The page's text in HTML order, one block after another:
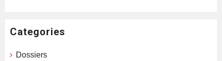
Categories
Dossiers